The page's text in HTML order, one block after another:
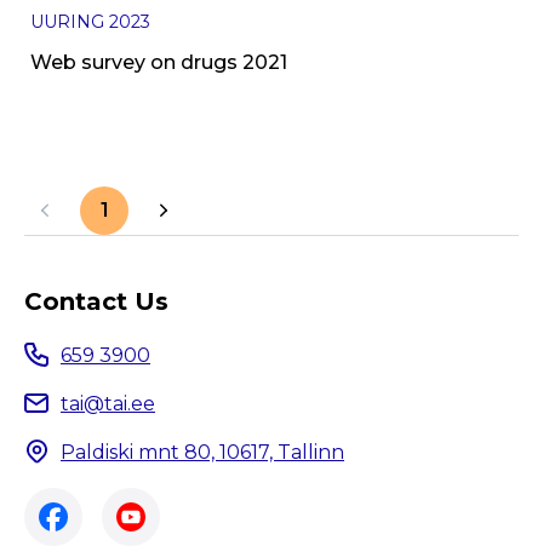
UURING 2023
Web survey on drugs 2021
1
Contact Us
659 3900
tai@tai.ee
Paldiski mnt 80, 10617, Tallinn